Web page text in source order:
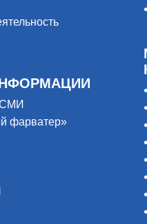
СМИ
фарватер»